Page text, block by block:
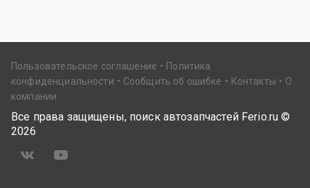
Пользовательское соглашение
Политика
конфиденциальности
Сообщить об ошибке Контакты
О
компании
Все права защищены, поиск автозапчастей Ferio.ru ©
2026